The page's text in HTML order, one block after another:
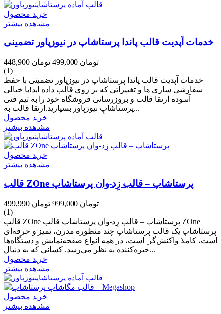
خرید محصول
مشاهده بیشتر
خدمات آپدیت قالب پاندا پرستاشاپ در نیوزپاور تضمینی
448,900 تومان 499,000 تومان
(1)
خدمات آپدیت قالب پاندا پرستاشاپ در نیوزپاور تضمینی با حفظ
سفارشی سازی ها و تغییراتی که بر روی قالب داده اید!با خیالی
آسوده ارتقا قالب و بروزرسانی فروشگاه خود را به تیم فنی
پرستاشاپِ نیوزپاور بسپارید.ارتقا قالب به...
خرید محصول
مشاهده بیشتر
خرید محصول
مشاهده بیشتر
قالب ZOne پرستاشاپ – قالب زِد-وان پرستاشاپ
499,990 تومان 999,000 تومان
(1)
قالب ZOne پرستاشاپ – قالب زِد-وان پرستاشاپ قالب ZOne
پرستاشاپ یک قالب پرستاشاپ چند منظوره مدرن، تمیز و حرفه‌ای
است، کاملا واکنش‌گرا است، در همه انواع صفحه‌نمایش و دستگاه‌ها
خیره‌کننده به نظر می‌رسد. کسانی که به دنبال...
خرید محصول
مشاهده بیشتر
خرید محصول
مشاهده بیشتر